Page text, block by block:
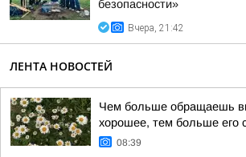
безопасности»
Вчера, 21:42
ЛЕНТА НОВОСТЕЙ
Чем больше обращаешь
хорошее, тем больше его
08:39